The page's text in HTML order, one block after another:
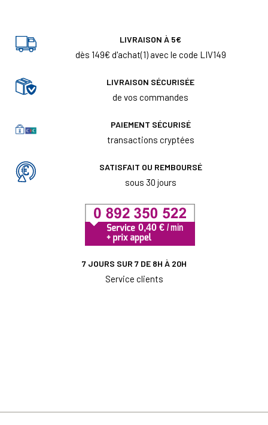
LIVRAISON À 5€
dès 149€ d'achat(1) avec le code LIV149
LIVRAISON SÉCURISÉE
de vos commandes
PAIEMENT SÉCURISÉ
transactions cryptées
SATISFAIT OU REMBOURSÉ
sous 30 jours
7 JOURS SUR 7 DE 8H À 20H
Service clients